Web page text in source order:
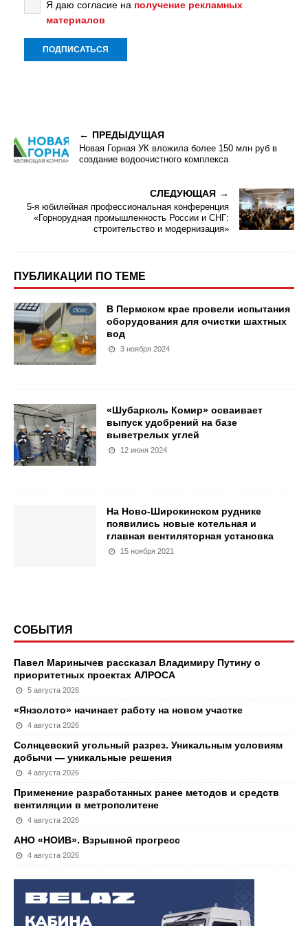
Я даю согласие на получение рекламных
материалов
ПРЕДЫДУЩАЯ
Новая Горная УК вложила более 150 млн руб в
создание водоочистного комплекса
СЛЕДУЮЩАЯ
5-я юбилейная профессиональная конференция
«Горнорудная промышленность России и СНГ:
строительство и модернизация»
ПУБЛИКАЦИИ ПО ТЕМЕ
В Пермском крае провели испытания
оборудования для очистки шахтных
вод
3 ноября 2024
«Шубарколь Комир» осваивает
выпуск удобрений на базе
выветрелых углей
12 июня 2024
На Ново-Широкинском руднике
появились новые котельная и
главная вентиляторная установка
15 ноября 2021
СОБЫТИЯ
Павел Маринычев рассказал Владимиру Путину о
приоритетных проектах АЛРОСА
5 августа 2026
«Янзолото» начинает работу на новом участке
4 августа 2026
Солнцевский угольный разрез. Уникальным условиям
добычи — уникальные решения
4 августа 2026
Применение разработанных ранее методов и средств
вентиляции в метрополитене
4 августа 2026
АНО «НОИВ». Взрывной прогресс
4 августа 2026